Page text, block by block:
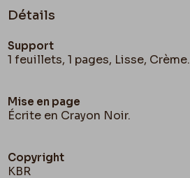
Détails
Support
1 feuillets, 1 pages, Lisse, Crème.
Mise en page
Écrite en Crayon Noir.
Copyright
KBR